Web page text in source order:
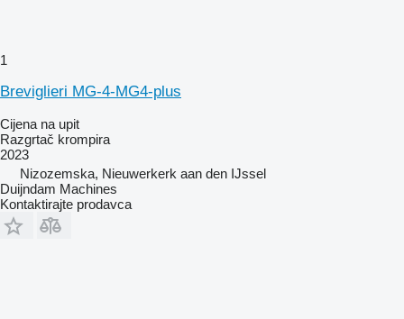
1
Breviglieri MG-4-MG4-plus
Cijena na upit
Razgrtač krompira
2023
Nizozemska, Nieuwerkerk aan den IJssel
Duijndam Machines
Kontaktirajte prodavca